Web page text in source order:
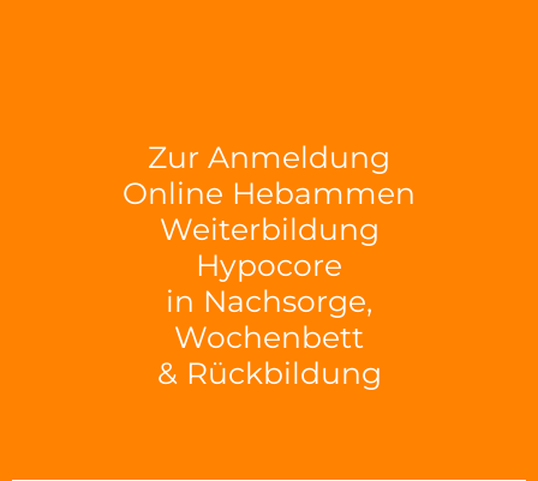
Zur Anmeldung
Online Hebammen
Weiterbildung
Hypocore
in Nachsorge,
Wochenbett
& Rückbildung